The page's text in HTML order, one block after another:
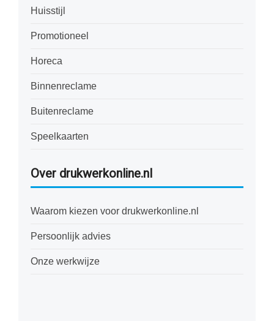
Huisstijl
Promotioneel
Horeca
Binnenreclame
Buitenreclame
Speelkaarten
Over drukwerkonline.nl
Waarom kiezen voor drukwerkonline.nl
Persoonlijk advies
Onze werkwijze